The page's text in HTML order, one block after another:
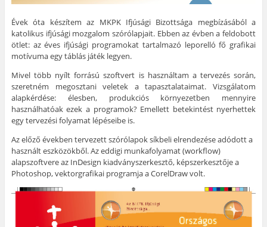
Évek óta készítem az MKPK Ifjúsági Bizottsága megbízásából a
katolikus ifjúsági mozgalom szórólapjait. Ebben az évben a feldobott
ötlet: az éves ifjúsági programokat tartalmazó leporelló fő grafikai
motívuma egy táblás játék legyen.
Mivel több nyílt forrású szoftvert is használtam a tervezés során,
szeretném megosztani veletek a tapasztalataimat. Vizsgálatom
alapkérdése: élesben, produkciós környezetben mennyire
használhatóak ezek a programok? Emellett betekintést nyerhettek
egy tervezési folyamat lépéseibe is.
Az előző években tervezett szórólapok síkbeli elrendezése adódott a
használt eszközökből. Az eddigi munkafolyamat (workflow)
alapszoftvere az InDesign kiadványszerkesztő, képszerkesztője a
Photoshop, vektorgrafikai programja a CorelDraw volt.